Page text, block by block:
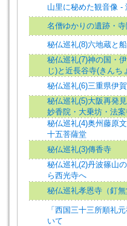
山里に秘めた観音像 -
名僧ゆかりの遺跡・
秘仏巡礼(8)六地蔵と
秘仏巡礼(7)神の国・
じ)と近長谷寺(きんち
秘仏巡礼(6)三重県伊
秘仏巡礼(5)大阪再発
妙香院・大乗坊・法
秘仏巡礼(4)奥州藤原
十五菩薩堂
秘仏巡礼(3)傳香寺
秘仏巡礼(2)丹波篠山
ら西光寺へ
秘仏巡礼孝恩寺（釘
「西国三十三所順礼
いて